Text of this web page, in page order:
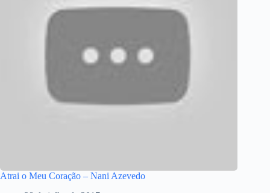
Atrai o Meu Coração – Nani Azevedo